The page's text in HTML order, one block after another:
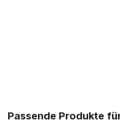
Passende Produkte